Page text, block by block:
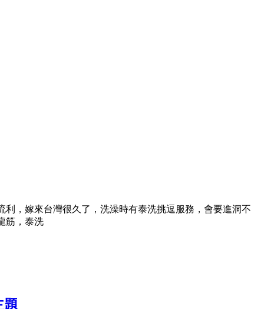
，嫁來台灣很久了，洗澡時有泰洗挑逗服務，會要進洞不
筋，泰洗
題